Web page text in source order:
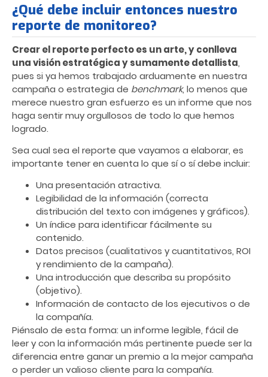
¿Qué debe incluir entonces nuestro
reporte de monitoreo?
Crear el reporte perfecto es un arte, y conlleva
una visión estratégica y sumamente detallista,
pues si ya hemos trabajado arduamente en nuestra
campaña o estrategia de benchmark, lo menos que
merece nuestro gran esfuerzo es un informe que nos
haga sentir muy orgullosos de todo lo que hemos
logrado.
Sea cual sea el reporte que vayamos a elaborar, es
importante tener en cuenta lo que sí o sí debe incluir:
Una presentación atractiva.
Legibilidad de la información (correcta
distribución del texto con imágenes y gráficos).
Un índice para identificar fácilmente su
contenido.
Datos precisos (cualitativos y cuantitativos, ROI
y rendimiento de la campaña).
Una introducción que describa su propósito
(objetivo).
Información de contacto de los ejecutivos o de
la compañía.
Piénsalo de esta forma: un informe legible, fácil de
leer y con la información más pertinente puede ser la
diferencia entre ganar un premio a la mejor campaña
o perder un valioso cliente para la compañía.